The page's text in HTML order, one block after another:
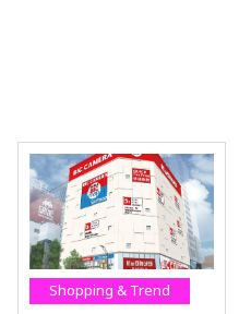
Shopping & Trend